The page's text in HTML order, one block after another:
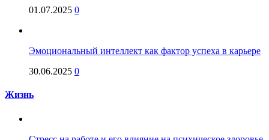
01.07.2025 0
Эмоциональный интеллект как фактор успеха в карьере
30.06.2025 0
Жизнь